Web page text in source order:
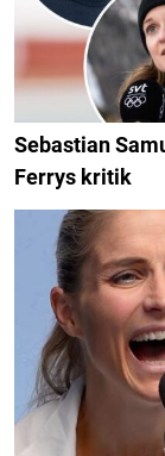
Sebastian
Ferrys kritik